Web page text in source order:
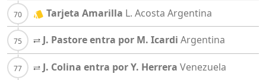
Tarjeta Amarilla L. Acosta Argentina
J. Pastore entra por M. Icardi Argentina
J. Colina entra por Y. Herrera Venezuela